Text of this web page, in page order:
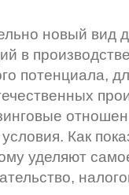
новый вид
в
потенциала,
Как
уделяют